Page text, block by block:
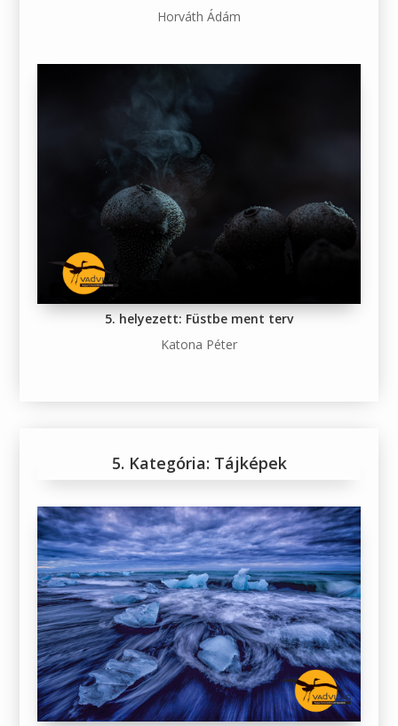
Horváth Ádám
5. helyezett: Füstbe ment terv
Katona Péter
5. Kategória: Tájképek